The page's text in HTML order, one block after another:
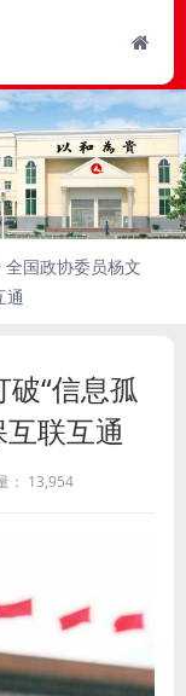
全国政协委员杨文
通
“信息孤
联互通
： 13,954